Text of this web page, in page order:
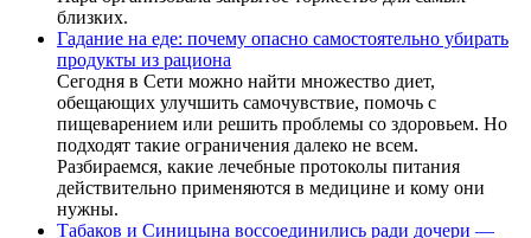
близких.
Гадание на еде: почему опасно самостоятельно убирать
продукты из рациона
Сегодня в Сети можно найти множество диет,
обещающих улучшить самочувствие, помочь с
пищеварением или решить проблемы со здоровьем. Но
подходят такие ограничения далеко не всем.
Разбираемся, какие лечебные протоколы питания
действительно применяются в медицине и кому они
нужны.
Табаков и Синицына воссоединились ради дочери —